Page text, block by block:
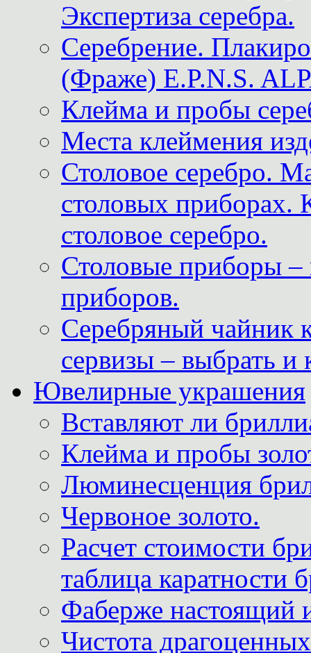
Экспертиза серебра.
Серебрение.
(Фраже) E.P.N.S.
Клейма и пробы
Места клеймения
Столовое серебро.
столовых приборах.
столовое серебро.
Столовые приборы –
приборов.
Серебряный чайник
сервизы – выбрать и
Ювелирные украшения
Вставляют ли
Клейма и пробы
Люминесценция
Червоное золото.
Расчет стоимости
таблица каратности
Фаберже настоящий
Чистота